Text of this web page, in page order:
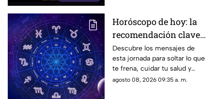
Horóscopo de hoy: la
recomendación clave
para tu signo este
sábado
Descubre los mensajes de
esta jornada para soltar lo que
te frena, cuidar tu salud y
renovar tu energía en la playa o
agosto 08, 2026 09:35 a. m.